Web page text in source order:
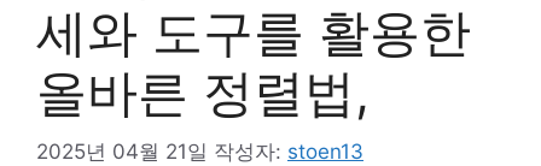
세와 도구를 활용한
올바른 정렬법,
2025년 04월 21일 작성자: stoen13